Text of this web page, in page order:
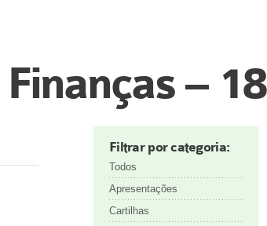
– 18
Filtrar por categoria:
Todos
Apresentações
Cartilhas